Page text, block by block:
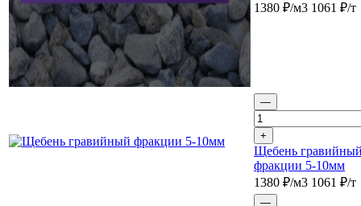
1380 ₽/м3 1061 ₽/т
—
+
Щебень
фракции 5-10мм
1380 ₽/м3 1061 ₽/т
—